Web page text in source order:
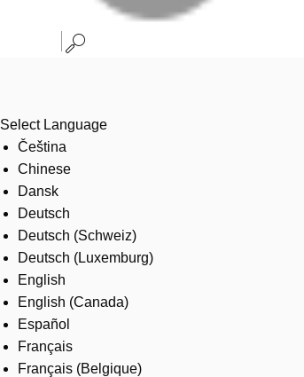
Select Language
Čeština
Chinese
Dansk
Deutsch
Deutsch (Schweiz)
Deutsch (Luxemburg)
English
English (Canada)
Español
Français
Français (Belgique)